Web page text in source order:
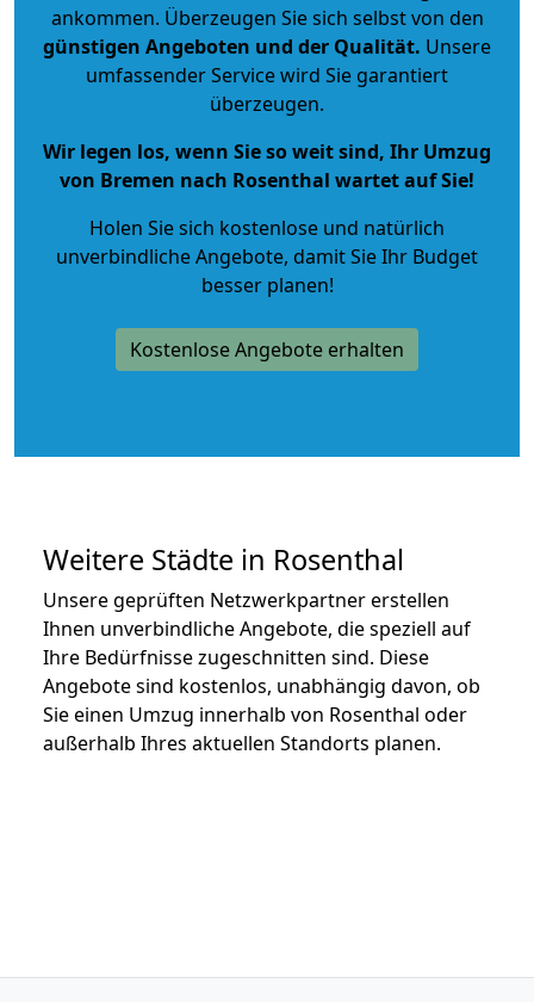
ankommen. Überzeugen Sie sich selbst von den
günstigen Angeboten und der Qualität. Unsere
umfassender Service wird Sie garantiert
überzeugen.
Wir legen los, wenn Sie so weit sind, Ihr Umzug
von Bremen nach Rosenthal wartet auf Sie!
Holen Sie sich kostenlose und natürlich
unverbindliche Angebote, damit Sie Ihr Budget
besser planen!
Kostenlose Angebote erhalten
Weitere Städte in Rosenthal
Unsere geprüften Netzwerkpartner erstellen
Ihnen unverbindliche Angebote, die speziell auf
Ihre Bedürfnisse zugeschnitten sind. Diese
Angebote sind kostenlos, unabhängig davon, ob
Sie einen Umzug innerhalb von Rosenthal oder
außerhalb Ihres aktuellen Standorts planen.